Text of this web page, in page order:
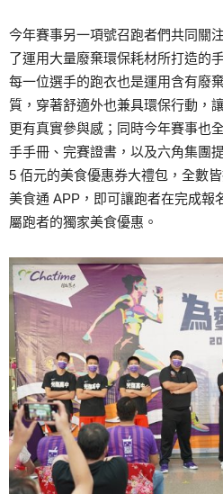
今年賽事另一項號召跑者們共同關
了運用大量廢棄環保耗材所打造的
每一位選手的跑衣也是運用含有廢
質，穿著舒適外也兼具環保行動，
更有真實參與感；同時今年賽事也
手手冊、完賽證書，以及六角集團
5 佰元的美食優惠券大禮包，全數
美食通 APP，即可讓跑者在完成報
屬跑者的獨家美食優惠。